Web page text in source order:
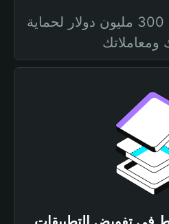
صندوق حماية بقيمة 300 مليون دولار لحماية